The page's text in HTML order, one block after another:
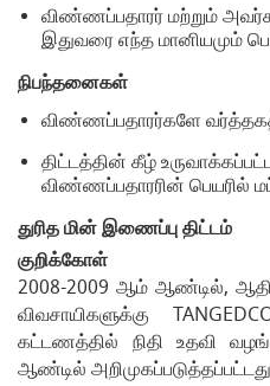
விண்ணப்பதாரர் மற்றும்
இதுவரை எந்த மானியமும்
நிபந்தனைகள்
விண்ணப்பதாரர்களே
திட்டத்தின் கீழ்
விண்ணப்பதாரரின் பெயரில்
துரிதமின்இணைப்புதிட்டம்
குறிக்கோள்
2008-2009 ஆம் ஆண்டில், ஆதி
விவசாயிகளுக்கு
கட்டணத்தில் நிதி உதவி
ஆண்டில்